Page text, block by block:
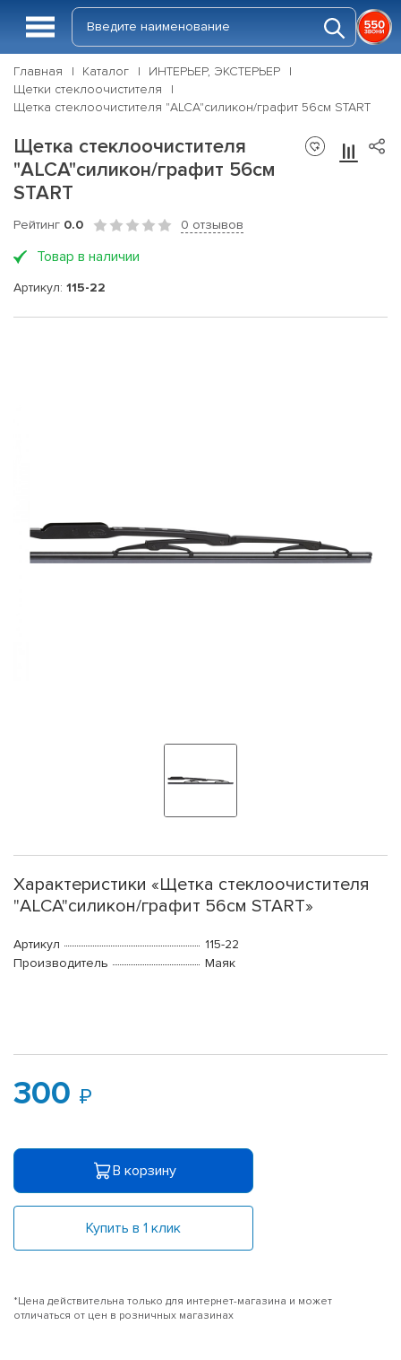
Главная Каталог
ИНТЕРЬЕР, ЭКСТЕРЬЕР
Щетки стеклоочистителя
Щетка стеклоочистителя "ALCA"силикон/графит 56см START
Щетка стеклоочистителя
"ALCA"силикон/графит 56см
START
Рейтинг 0.0 0 отзывов
Товар в наличии
Артикул: 115-22
Характеристики «Щетка стеклоочистителя
"ALCA"силикон/графит 56см START»
Артикул
115-22
Производитель
Маяк
300
В корзину
Купить в 1 клик
*Цена действительна только для интернет-магазина и может
отличаться от цен в розничных магазинах